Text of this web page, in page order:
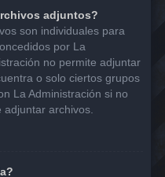
adjuntos?
son individuales para
por La
no permite adjuntar
o solo ciertos grupos
La Administración si no
archivos.